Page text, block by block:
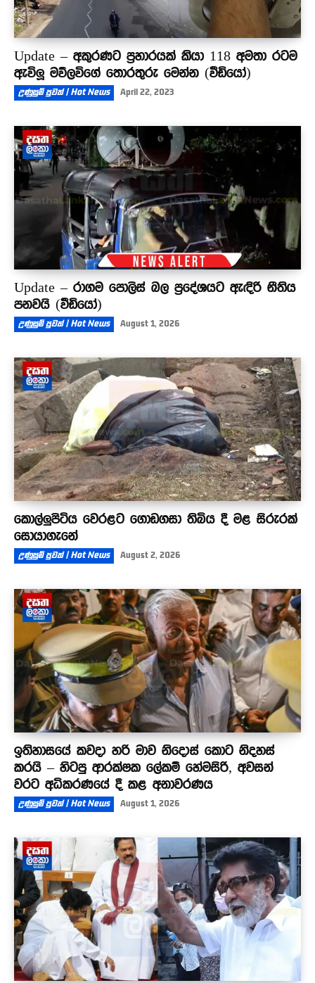
Update – අකුරණට ප්‍රහාරයක් කියා 118 අමතා රටම
ඇවිලූ මව්ලවිගේ තොරතුරු මෙන්න (වීඩියෝ)
උණුසුම් පුවත් | Hot News April 22, 2023
Update – රාගම පොලිස් බල ප්‍රදේශයට ඇඳිරි නීතිය
පනවයි (වීඩියෝ)
උණුසුම් පුවත් | Hot News August 1, 2026
කොල්ලුපිටිය වෙරළට ගොඩගසා තිබිය දී මළ සිරුරක්
සොයාගැනේ
උණුසුම් පුවත් | Hot News August 2, 2026
ඉතිහාසයේ කවදා හරි මාව නිදොස් කොට නිදහස්
කරයි – හිටපු ආරක්ෂක ලේකම් හේමසිරි, අවසන්
වරට අධිකරණයේ දී කළ අනාවරණය
උණුසුම් පුවත් | Hot News August 1, 2026